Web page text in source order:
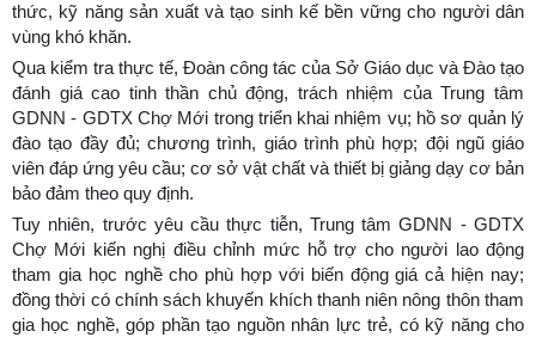
thức, kỹ năng sản xuất và tạo sinh kế bền vững cho người dân
vùng khó khăn.
Qua kiểm tra thực tế, Đoàn công tác của Sở Giáo dục và Đào tạo
đánh giá cao tinh thần chủ động, trách nhiệm của Trung tâm
GDNN - GDTX Chợ Mới trong triển khai nhiệm vụ; hồ sơ quản lý
đào tạo đầy đủ; chương trình, giáo trình phù hợp; đội ngũ giáo
viên đáp ứng yêu cầu; cơ sở vật chất và thiết bị giảng dạy cơ bản
bảo đảm theo quy định.
Tuy nhiên, trước yêu cầu thực tiễn, Trung tâm GDNN - GDTX
Chợ Mới kiến nghị điều chỉnh mức hỗ trợ cho người lao động
tham gia học nghề cho phù hợp với biến động giá cả hiện nay;
đồng thời có chính sách khuyến khích thanh niên nông thôn tham
gia học nghề, góp phần tạo nguồn nhân lực trẻ, có kỹ năng cho